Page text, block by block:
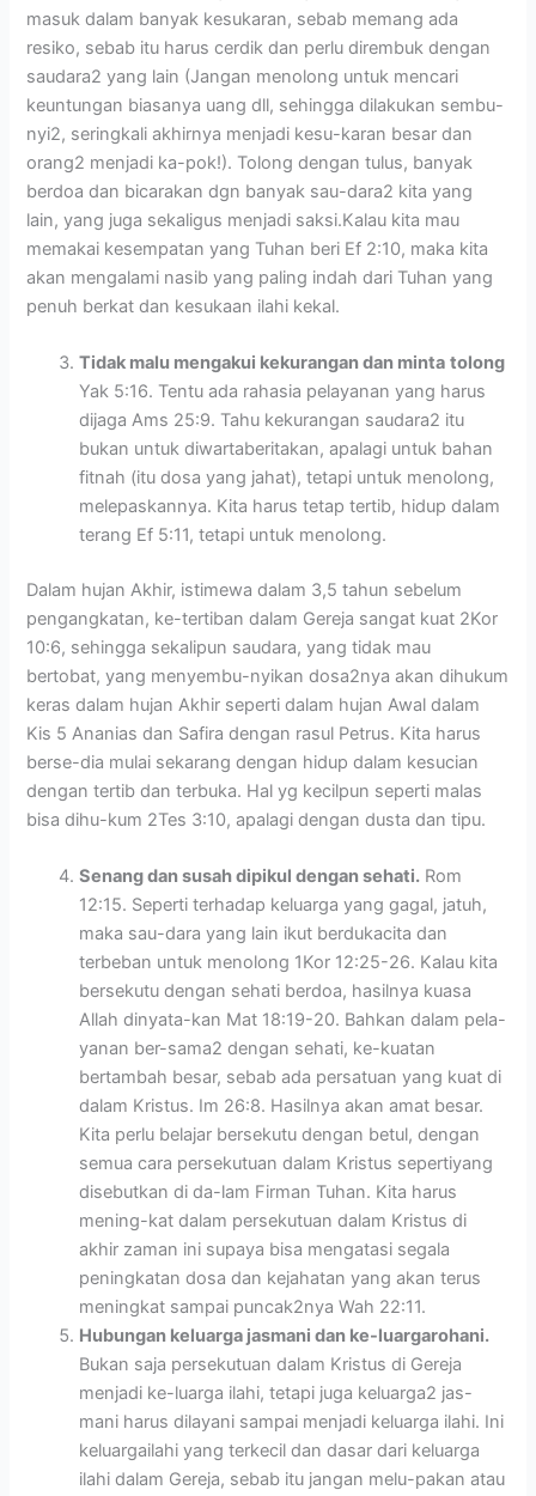
masuk dalam banyak kesukaran, sebab memang ada
resiko, sebab itu harus cerdik dan perlu dirembuk dengan
saudara2 yang lain (Jangan menolong untuk mencari
keuntungan biasanya uang dll, sehingga dilakukan sembu-
nyi2, seringkali akhirnya menjadi kesu-karan besar dan
orang2 menjadi ka-pok!). Tolong dengan tulus, banyak
berdoa dan bicarakan dgn banyak sau-dara2 kita yang
lain, yang juga sekaligus menjadi saksi.Kalau kita mau
memakai kesempatan yang Tuhan beri Ef 2:10, maka kita
akan mengalami nasib yang paling indah dari Tuhan yang
penuh berkat dan kesukaan ilahi kekal.
Tidak malu mengakui kekurangan dan minta tolong
Yak 5:16. Tentu ada rahasia pelayanan yang harus
dijaga Ams 25:9. Tahu kekurangan saudara2 itu
bukan untuk diwartaberitakan, apalagi untuk bahan
fitnah (itu dosa yang jahat), tetapi untuk menolong,
melepaskannya. Kita harus tetap tertib, hidup dalam
terang Ef 5:11, tetapi untuk menolong.
Dalam hujan Akhir, istimewa dalam 3,5 tahun sebelum
pengangkatan, ke-tertiban dalam Gereja sangat kuat 2Kor
10:6, sehingga sekalipun saudara, yang tidak mau
bertobat, yang menyembu-nyikan dosa2nya akan dihukum
keras dalam hujan Akhir seperti dalam hujan Awal dalam
Kis 5 Ananias dan Safira dengan rasul Petrus. Kita harus
berse-dia mulai sekarang dengan hidup dalam kesucian
dengan tertib dan terbuka. Hal yg kecilpun seperti malas
bisa dihu-kum 2Tes 3:10, apalagi dengan dusta dan tipu.
Senang dan susah dipikul dengan sehati. Rom
12:15. Seperti terhadap keluarga yang gagal, jatuh,
maka sau-dara yang lain ikut berdukacita dan
terbeban untuk menolong 1Kor 12:25-26. Kalau kita
bersekutu dengan sehati berdoa, hasilnya kuasa
Allah dinyata-kan Mat 18:19-20. Bahkan dalam pela-
yanan ber-sama2 dengan sehati, ke-kuatan
bertambah besar, sebab ada persatuan yang kuat di
dalam Kristus. Im 26:8. Hasilnya akan amat besar.
Kita perlu belajar bersekutu dengan betul, dengan
semua cara persekutuan dalam Kristus sepertiyang
disebutkan di da-lam Firman Tuhan. Kita harus
mening-kat dalam persekutuan dalam Kristus di
akhir zaman ini supaya bisa mengatasi segala
peningkatan dosa dan kejahatan yang akan terus
meningkat sampai puncak2nya Wah 22:11.
Hubungan keluarga jasmani dan ke-luargarohani.
Bukan saja persekutuan dalam Kristus di Gereja
menjadi ke-luarga ilahi, tetapi juga keluarga2 jas-
mani harus dilayani sampai menjadi keluarga ilahi. Ini
keluargailahi yang terkecil dan dasar dari keluarga
ilahi dalam Gereja, sebab itu jangan melu-pakan atau